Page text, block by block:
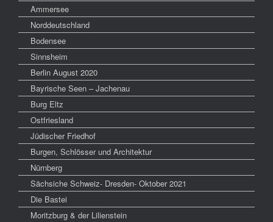
Ammersee
Norddeutschland
Bodensee
Sinnsheim
Berlin August 2020
Bayrische Seen – Jachenau
Burg Eltz
Ostfriesland
Jüdischer Friedhof
Burgen, Schlösser und Architektur
Nürnberg
Sächsiche Schweiz- Dresden- Oktober 2021
Die Bastei
Moritzburg & der Lilienstein